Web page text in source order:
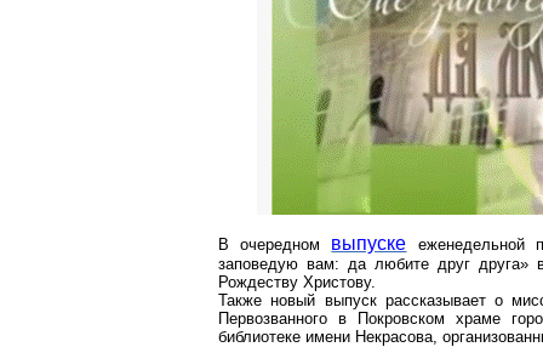
В очередном выпуске еженедельной
заповедую вам: да любите друг друга»
Рождеству Христову.
Также новый выпуск рассказывает о
Первозванного в Покровском храме
библиотеке имени Некрасова,